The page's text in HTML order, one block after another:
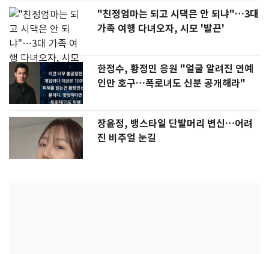
"친정엄마는 되고 시댁은 안 되냐"…3대
가족 여행 다녀오자, 시모 '발끈'
한정수, 황정민 응원 "얼굴 알려진 연예
인만 호구…폭로녀도 신분 공개해라"
장윤정, 뱅스타일 단발머리 변신…어려
진 비주얼 눈길